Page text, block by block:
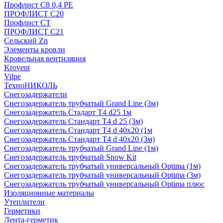
Профлист С8 0,4 РЕ
ПРОФЛИСТ С20
Профлист СТ
ПРОФЛИСТ С21
Сельский Zn
Элементы кровли
Кровельная вентиляция
Krovent
Vilpe
ТехноНИКОЛЬ
Снегозадержатели
Снегозадержатель трубчатый Grand Line (3м)
Снегозадержатель Стадарт Т4 d25 1м
Снегозадержатель Стандарт Т4 d 25 (3м)
Снегозадержатель Стандарт Т4 d 40х20 (1м
Снегозадержатель Стандарт Т4 d 40х20 (3м)
Снегозадержатель трубчатый Grand Line (1м)
Снегозадержатель трубчатый Snow Kit
Снегозадержатель трубчатый универсальный Optima (1м)
Снегозадержатель трубчатый универсальный Optima (3м)
Снегозадержатель трубчатый универсальный Optima плюс
Изоляционные материалы
Утеплители
Герметики
Лента-герметик